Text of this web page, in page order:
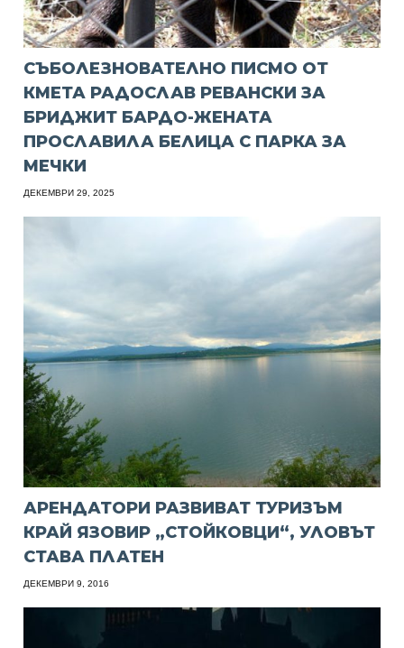
СЪБОЛЕЗНОВАТЕЛНО ПИСМО ОТ
КМЕТА РАДОСЛАВ РЕВАНСКИ ЗА
БРИДЖИТ БАРДО-ЖЕНАТА
ПРОСЛАВИЛА БЕЛИЦА С ПАРКА ЗА
МЕЧКИ
ДЕКЕМВРИ 29, 2025
АРЕНДАТОРИ РАЗВИВАТ ТУРИЗЪМ
КРАЙ ЯЗОВИР „СТОЙКОВЦИ“, УЛОВЪТ
СТАВА ПЛАТЕН
ДЕКЕМВРИ 9, 2016